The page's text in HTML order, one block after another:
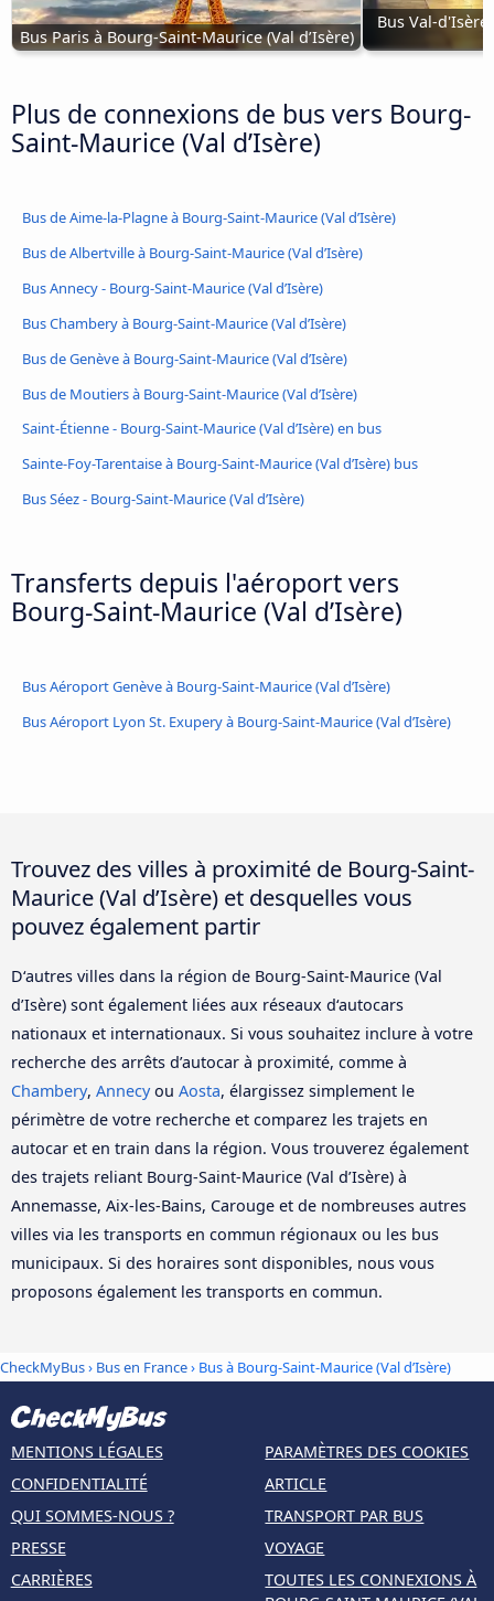
Bus Paris à Bourg-Saint-Maurice (Val d’Isère)
Bus Val-
Plus de connexions de bus vers Bourg-
Saint-Maurice (Val d’Isère)
Bus de Aime-la-Plagne à Bourg-Saint-Maurice (Val d’Isère)
Bus de Albertville à Bourg-Saint-Maurice (Val d’Isère)
Bus Annecy - Bourg-Saint-Maurice (Val d’Isère)
Bus Chambery à Bourg-Saint-Maurice (Val d’Isère)
Bus de Genève à Bourg-Saint-Maurice (Val d’Isère)
Bus de Moutiers à Bourg-Saint-Maurice (Val d’Isère)
Saint-Étienne - Bourg-Saint-Maurice (Val d’Isère) en bus
Sainte-Foy-Tarentaise à Bourg-Saint-Maurice (Val d’Isère) bus
Bus Séez - Bourg-Saint-Maurice (Val d’Isère)
Transferts depuis l'aéroport vers
Bourg-Saint-Maurice (Val d’Isère)
Bus Aéroport Genève à Bourg-Saint-Maurice (Val d’Isère)
Bus Aéroport Lyon St. Exupery à Bourg-Saint-Maurice (Val d’Isère)
Trouvez des villes à proximité de Bourg-Saint-
Maurice (Val d’Isère) et desquelles vous
pouvez également partir
D‘autres villes dans la région de Bourg-Saint-Maurice (Val
d’Isère) sont également liées aux réseaux d‘autocars
nationaux et internationaux. Si vous souhaitez inclure à votre
recherche des arrêts d’autocar à proximité, comme à
Chambery, Annecyou Aosta, élargissez simplement le
périmètre de votre recherche et comparez les trajets en
autocar et en train dans la région. Vous trouverez également
des trajets reliant Bourg-Saint-Maurice (Val d’Isère) à
Annemasse, Aix-les-Bains, Carouge et de nombreuses autres
villes via les transports en commun régionaux ou les bus
municipaux. Si des horaires sont disponibles, nous vous
proposons également les transports en commun.
CheckMyBus› Bus en France› Bus à Bourg-Saint-Maurice (Val d’Isère)
MENTIONS LÉGALES
CONFIDENTIALITÉ
QUI SOMMES-NOUS ?
PRESSE
CARRIÈRES
PARAMÈTRES DES COOKIES
ARTICLE
TRANSPORT PAR BUS
VOYAGE
TOUTES LES CONNEXIONS À